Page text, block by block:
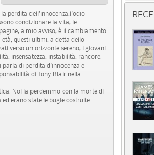
perdita dell'innocenza,l'odio
condizionare la vita, le
a mio avviso, è il cambiamento
questi ultimi, a detta dello
verso un orizzonte sereno, i giovani
insensatezza, instabilità, rancore.
di perdita d'innocenza e
di Tony Blair nella
Noi la perdemmo con la morte di
erano state le bugie costruite